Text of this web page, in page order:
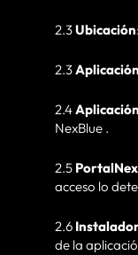
2.3Ubicación
2.3
2.4
NexBlue .
2.5
acceso lo
2.6
de la